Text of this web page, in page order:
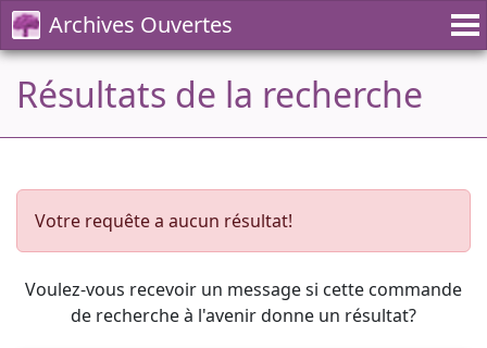
Archives Ouvertes
Résultats de la recherche
Votre requête a aucun résultat!
Voulez-vous recevoir un message si cette commande
de recherche à l'avenir donne un résultat?